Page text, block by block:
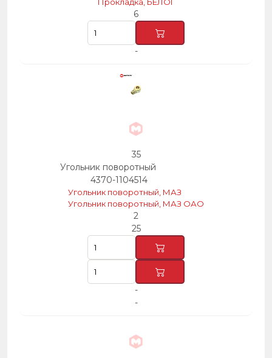
6
-
35
Угольник поворотный
4370-1104514
Угольник поворотный, МАЗ
Угольник поворотный, МАЗ ОАО
2
25
-
-